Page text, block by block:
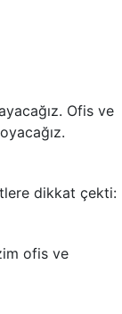
Ofis ve
dikkat çekti:
ofis ve